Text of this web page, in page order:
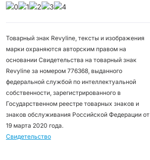
Товарный знак Revyline, тексты и изображения
марки охраняются авторским правом на
основании Свидетельства на товарный знак
Revyline за номером 776368, выданного
федеральной службой по интеллектуальной
собственности, зарегистрированного в
Государственном реестре товарных знаков и
знаков обслуживания Российской Федерации от
19 марта 2020 года.
Свидетельство